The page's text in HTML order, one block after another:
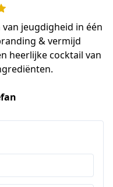
van jeugdigheid in één
& vermijd
heerlijke cocktail van